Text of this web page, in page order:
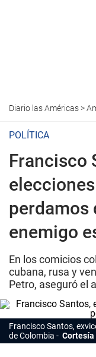
Diario las Américas>
POLÍTICA
Francisco
perdamos
enemigo
En los comicios
cubana, rusa y
Petro, aseguró el
Francisco Santos,
de Colombia
Cortesía